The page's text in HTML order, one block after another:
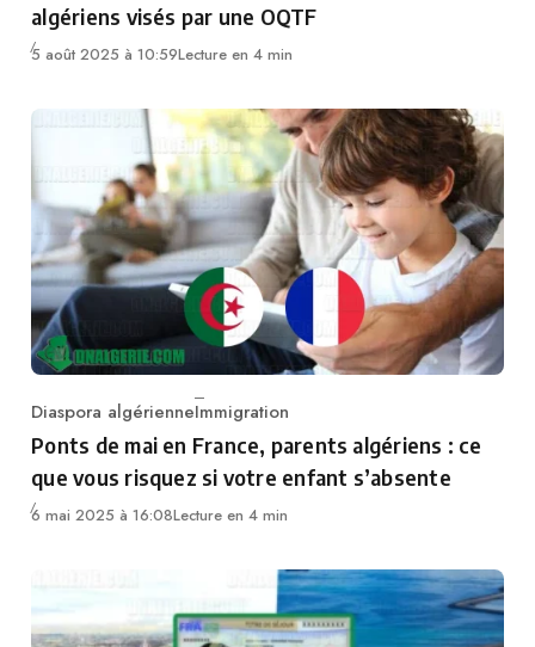
algériens visés par une OQTF
5 août 2025 à 10:59Lecture en 4 min
Category
Diaspora algérienneImmigration
Ponts de mai en France, parents algériens : ce
que vous risquez si votre enfant s’absente
6 mai 2025 à 16:08Lecture en 4 min